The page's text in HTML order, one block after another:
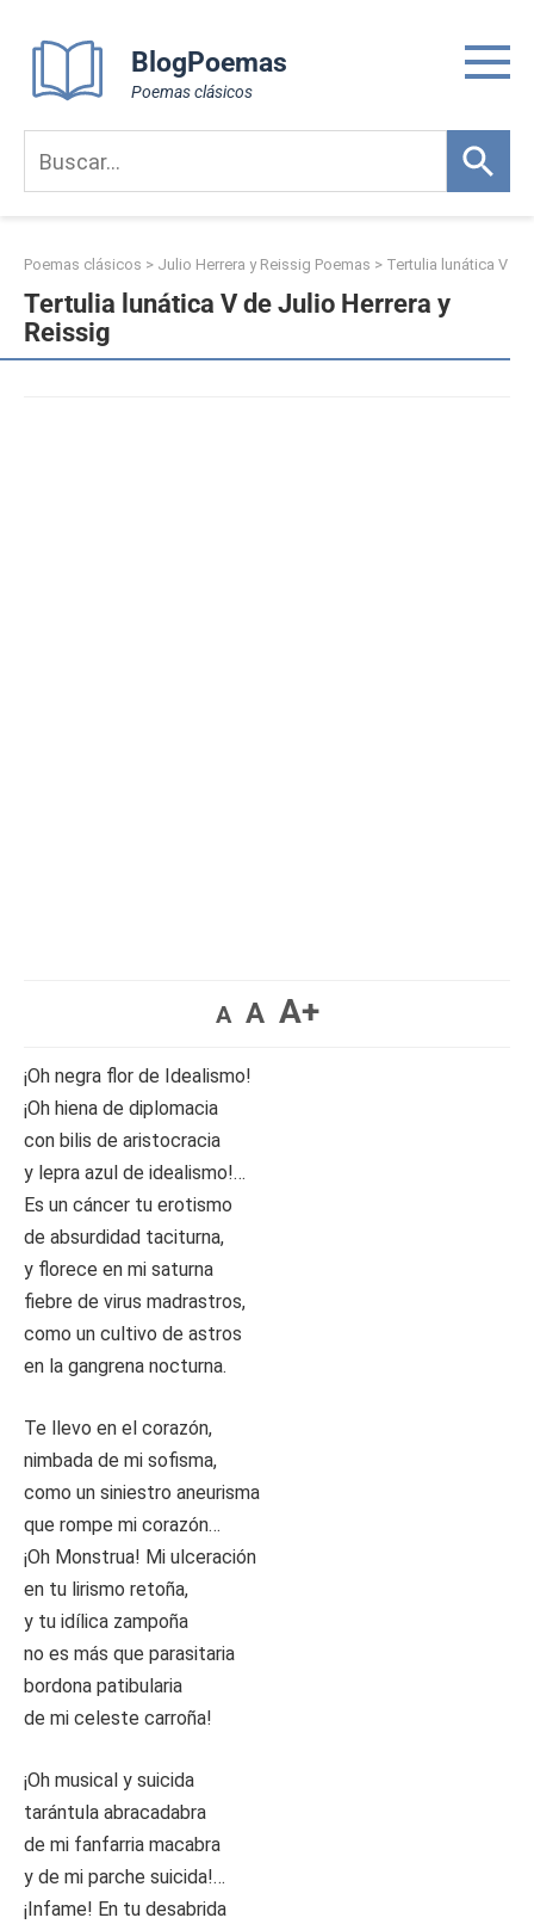
content
BlogPoemas
Poemas clásicos
Poemas clásicos > Julio Herrera y Reissig Poemas > Tertulia lunática V
Tertulia lunática V de Julio Herrera y
Reissig
A A A+
¡Oh negra flor de Idealismo!
¡Oh hiena de diplomacia
con bilis de aristocracia
y lepra azul de idealismo!…
Es un cáncer tu erotismo
de absurdidad taciturna,
y florece en mi saturna
fiebre de virus madrastros,
como un cultivo de astros
en la gangrena nocturna.
Te llevo en el corazón,
nimbada de mi sofisma,
como un siniestro aneurisma
que rompe mi corazón…
¡Oh Monstrua! Mi ulceración
en tu lirismo retoña,
y tu idílica zampoña
no es más que parasitaria
bordona patibularia
de mi celeste carroña!
¡Oh musical y suicida
tarántula abracadabra
de mi fanfarria macabra
y de mi parche suicida!…
¡Infame! En tu desabrida